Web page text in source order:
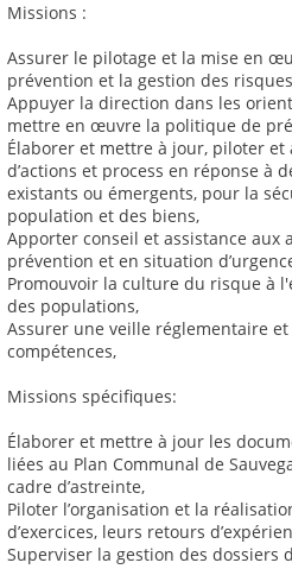
Missions :
Assurer le pilotage et la mise en
prévention et la gestion des
Appuyer la direction dans les
mettre en œuvre la politique de
Élaborer et mettre à jour, piloter et
d’actions et process en réponse à
existants ou émergents, pour la
population et des biens,
Apporter conseil et assistance aux
prévention et en situation
Promouvoir la culture du risque à
des populations,
Assurer une veille réglementaire
compétences,
Missions spécifiques:
Élaborer et mettre à jour les
liées au Plan Communal de
cadre d’astreinte,
Piloter l’organisation et la
d’exercices, leurs retours
Superviser la gestion des dossiers